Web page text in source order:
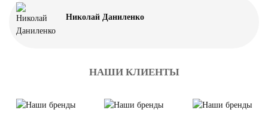
Николай Даниленко
НАШИ КЛИЕНТЫ